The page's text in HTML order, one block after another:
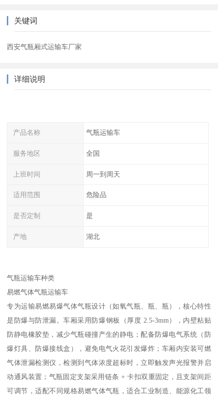
关键词
西安气瓶厢式运输车厂家
详细说明
产品名称 气瓶运输车
服务地区 全国
上班时间 周一到周天
适用范围 危险品
是否定制 是
产地 湖北
气瓶运输车种类​
易燃气体气瓶运输车​
专为运输易燃易爆气体气瓶设计（如氧气瓶、瓶、瓶），核心特性
是防爆与防泄漏。车厢采用防爆钢板（厚度 2.5-3mm），内壁粘贴
防静电橡胶垫，减少气瓶碰撞产生的静电；配备防爆电气系统（防
爆灯具、防爆接线盒），避免电气火花引发爆炸；车厢内安装可燃
气体泄漏检测仪，检测到气体浓度超标时，立即触发声光报警并启
动通风装置；气瓶固定支架采用链条 + 卡扣双重固定，且支架间距
可调节，适配不同规格易燃气体气瓶，适合工业制造、能源化工领